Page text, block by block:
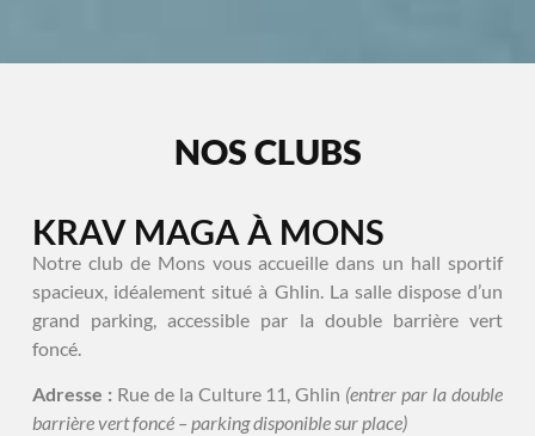
NOS CLUBS
KRAV MAGA À MONS
Notre club de Mons vous accueille dans un hall sportif
spacieux, idéalement situé à Ghlin. La salle dispose d’un
grand parking, accessible par la double barrière vert
foncé.
Adresse : Rue de la Culture 11, Ghlin (entrer par la double
barrière vert foncé – parking disponible sur place)